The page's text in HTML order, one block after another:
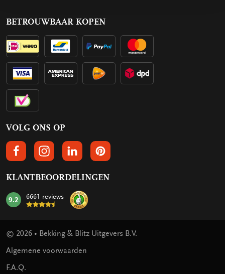
BETROUWBAAR KOPEN
VOLG ONS OP
VOLGS ONS OP FACEBOOK
VOLG ONS OP INSTAGRAM
VOLG ONS OP LINKEDIN
VOLG ONS OP PINTEREST
KLANTBEOORDELINGEN
mark:
9.2 6661 reviews
© 2026 • Bekking & Blitz Uitgevers B.V.
Algemene voorwaarden
F.A.Q.